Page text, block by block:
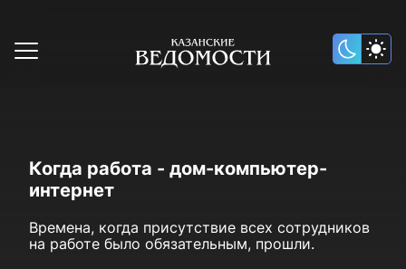
Когда работа - дом-компьютер-
интернет
Времена, когда присутствие всех сотрудников
на работе было обязательным, прошли.